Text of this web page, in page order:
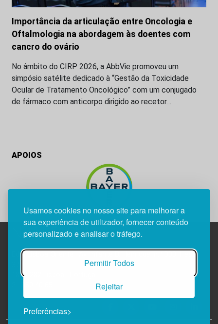
Usamos cookies no nosso site para melhorar a
sua experiência de utilizador, fornecer conteúdo
personalizado e analisar o tráfego.
Permitir Todos
Rejeitar
Preferências
Importância da articulação entre Oncologia e
Oftalmologia na abordagem às doentes com
cancro do ovário
No âmbito do CIRP 2026, a AbbVie promoveu um
simpósio satélite dedicado à “Gestão da Toxicidade
Ocular de Tratamento Oncológico” com um conjugado
de fármaco com anticorpo dirigido ao recetor…
APOIOS
Edif. Lisboa Oriente | Av. Infante D. Henrique, n.º 333H, esc.
1800-282 Lisboa | Portugal